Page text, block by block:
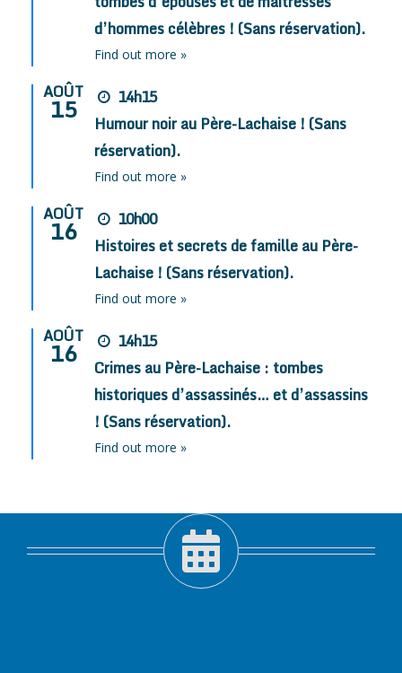
d’hommes célèbres ! (Sans réservation).
Find out more »
AOÛT
15
14h15
Humour noir au Père-Lachaise ! (Sans
réservation).
Find out more »
AOÛT
16
10h00
Histoires et secrets de famille au Père-
Lachaise ! (Sans réservation).
Find out more »
AOÛT
16
14h15
Crimes au Père-Lachaise : tombes
historiques d’assassinés… et d’assassins
! (Sans réservation).
Find out more »